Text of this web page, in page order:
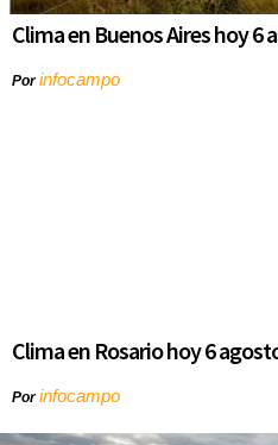
Clima en Buenos Aires hoy 6
Porinfocampo
Clima en Rosario hoy 6
Porinfocampo